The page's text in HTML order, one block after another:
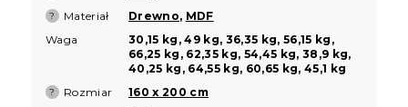
? Materiał Drewno, MDF
Waga
30,15 kg, 49 kg, 36,35 kg, 56,15 kg,
66,25 kg, 62,35 kg, 54,45 kg, 38,9 kg,
40,25 kg, 64,55 kg, 60,65 kg, 45,1 kg
? Rozmiar
160 x 200 cm